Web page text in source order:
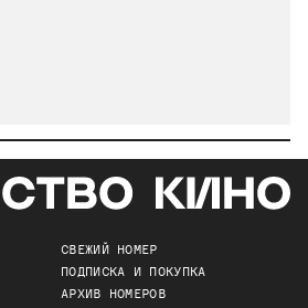
СВЕЖИЙ НОМЕР
ПОДПИСКА И ПОКУПКА
АРХИВ НОМЕРОВ